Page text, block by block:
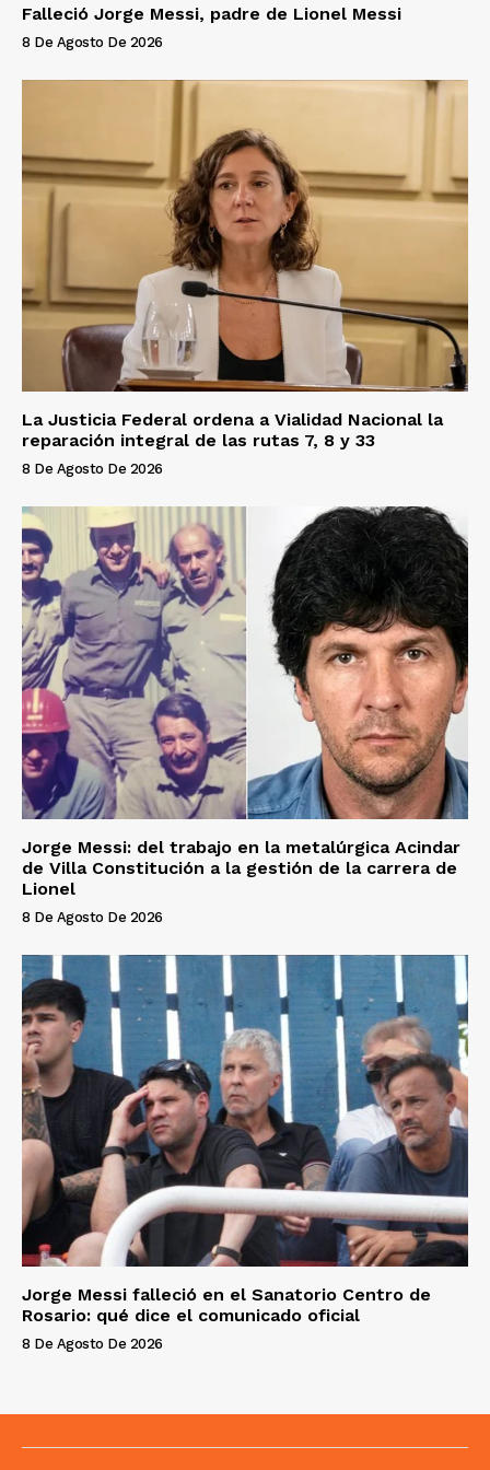
Falleció Jorge Messi, padre de Lionel Messi
8 De Agosto De 2026
La Justicia Federal ordena a Vialidad Nacional la
reparación integral de las rutas 7, 8 y 33
8 De Agosto De 2026
Jorge Messi: del trabajo en la metalúrgica Acindar
de Villa Constitución a la gestión de la carrera de
Lionel
8 De Agosto De 2026
Jorge Messi falleció en el Sanatorio Centro de
Rosario: qué dice el comunicado oficial
8 De Agosto De 2026